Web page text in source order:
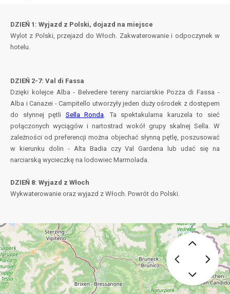
DZIEŃ 1: Wyjazd z Polski, dojazd na miejsce
Wylot z Polski, przejazd do Włoch. Zakwaterowanie i odpoczynek w
hotelu.
DZIEŃ 2-7: Val di Fassa
Dzięki kolejce Alba - Belvedere tereny narciarskie Pozza di Fassa -
Alba i Canazei - Campitello utworzyły jeden duży ośrodek z dostępem
do słynnej pętli Sella Ronda. Ta spektakularna karuzela to sieć
połączonych wyciągów i nartostrad wokół grupy skalnej Sella. W
zależności od preferencji można objechać słynną pętlę, poszusować
w kierunku dolin - Alta Badia czy Val Gardena lub udać się na
narciarską wycieczkę na lodowiec Marmolada.
DZIEŃ 8: Wyjazd z Włoch
Wykwaterowanie oraz wyjazd z Włoch. Powrót do Polski.